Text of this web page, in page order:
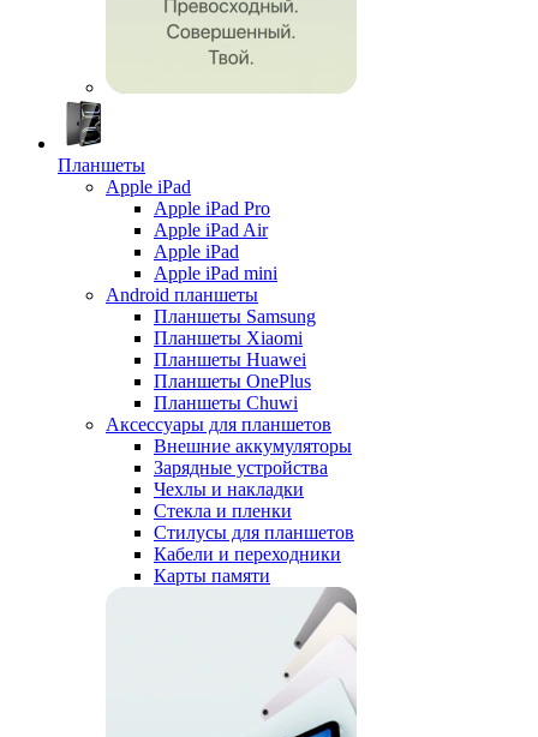
Планшеты
Apple iPad
Apple iPad Pro
Apple iPad Air
Apple iPad
Apple iPad mini
Android планшеты
Планшеты Samsung
Планшеты Xiaomi
Планшеты Huawei
Планшеты OnePlus
Планшеты Chuwi
Аксессуары для планшетов
Внешние аккумуляторы
Зарядные устройства
Чехлы и накладки
Стекла и пленки
Стилусы для планшетов
Кабели и переходники
Карты памяти